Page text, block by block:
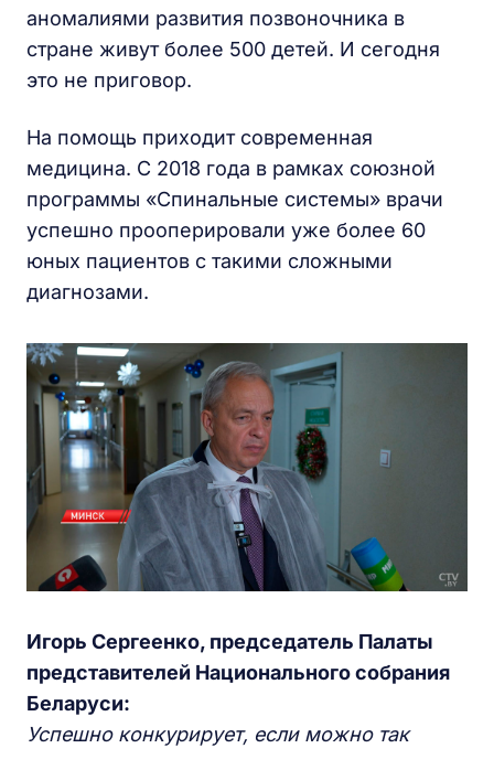
аномалиями развития позвоночника в
стране живут более 500 детей. И сегодня
это не приговор.
На помощь приходит современная
медицина. С 2018 года в рамках союзной
программы «Спинальные системы» врачи
успешно прооперировали уже более 60
юных пациентов с такими сложными
диагнозами.
Игорь Сергеенко, председатель Палаты
представителей Национального собрания
Беларуси:
Успешно конкурирует, если можно так